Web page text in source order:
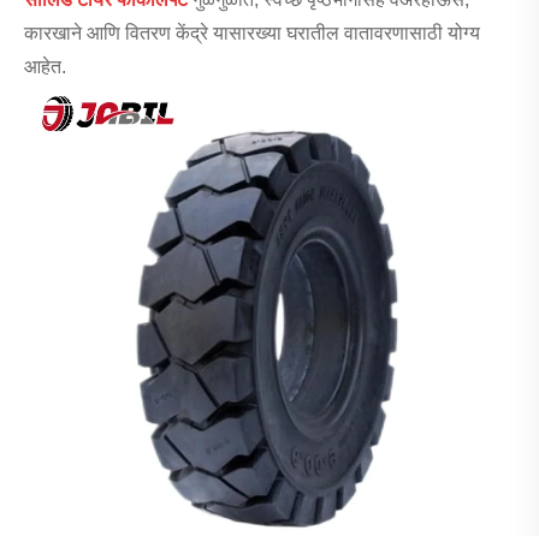
कारखाने आणि वितरण केंद्रे यासारख्या घरातील वातावरणासाठी योग्य
आहेत.